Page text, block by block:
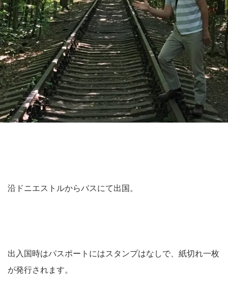
沿ドニエストルからバスにて出国。
出入国時はパスポートにはスタンプはなしで、紙切れ一枚
が発行されます。